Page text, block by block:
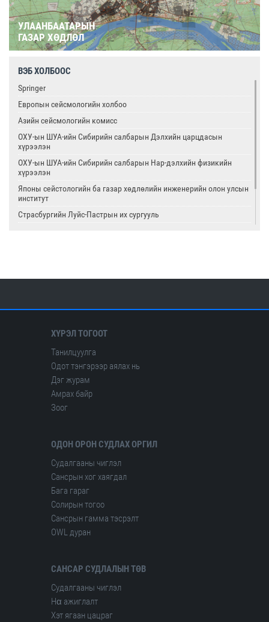
УЛААНБААТАРЫН
ГАЗАР ХӨДЛӨЛ
ВЭБ ХОЛБООС
Springer
Европын сейсмологийн холбоо
Азийн сейсмологийн комисс
ОХУ-ын ШУА-ийн Сибирийн салбарын Дэлхийн царцдасын
хүрээлэн
ОХУ-ын ШУА-ийн Сибирийн салбарын Нар-дэлхийн физикийн
хүрээлэн
Японы сейстологийн ба газар хөдлөлийн инженерийн олон улсын
институт
Страсбургийн Луйс-Пастрын их сургууль
ХҮРЭЛ ТОГООТ
Танилцуулга
Одот тэнгэрээр аялах нь
Дэг журам
Амрах байр
Зоог
ОДОН ОРОН СУДЛАХ ОРГИЛ
Судалгааны чиглэл
Сансрын хог хаягдал
Бага гараг
Солирын тогоо
Сансрын гамма тэсрэлт
OWL дуран
САНСАР СУДЛАЛЫН ТӨВ
Судалгааны чиглэл
Hα ажиглалт
Хэт ягаан цацраг